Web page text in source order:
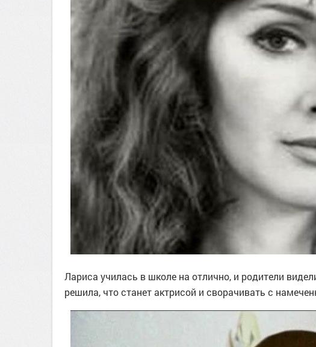
Лариса училась в школе на отлично, и родители
решила, что станет актрисой и сворачивать с